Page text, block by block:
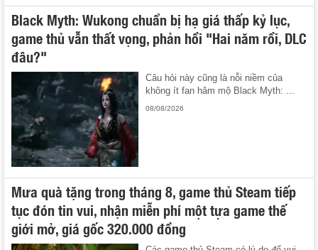
Black Myth: Wukong chuẩn bị hạ giá thấp kỷ lục,
game thủ vẫn thất vọng, phản hồi "Hai năm rồi, DLC
đâu?"
Câu hỏi này cũng là nỗi niềm của
không ít fan hâm mộ Black Myth: ...
08/08/2026
Mưa quà tặng trong tháng 8, game thủ Steam tiếp
tục đón tin vui, nhận miễn phí một tựa game thế
giới mở, giá gốc 320.000 đồng